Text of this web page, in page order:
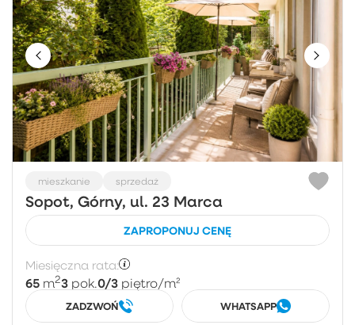
mieszkanie sprzedaż
Sopot, Górny, ul. 23 Marca
ZAPROPONUJ CENĘ
Miesięczna rata:
65 m23 pok.0/3 piętro/m²
ZADZWOŃ WHATSAPP